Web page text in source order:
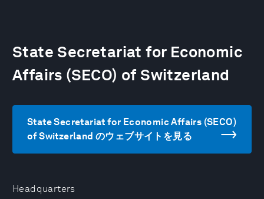
Headquarters
State Secretariat for Economic
Affairs (SECO) of Switzerland
State Secretariat for Economic Affairs (SECO)
of Switzerland のウェブサイトを見る